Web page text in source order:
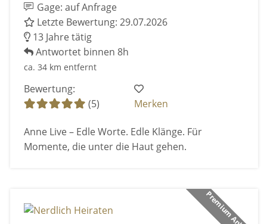
Gage: auf Anfrage
Letzte Bewertung: 29.07.2026
13 Jahre tätig
Antwortet binnen 8h
ca. 34 km entfernt
Bewertung:
(5)
Merken
Anne Live – Edle Worte. Edle Klänge. Für
Momente, die unter die Haut gehen.